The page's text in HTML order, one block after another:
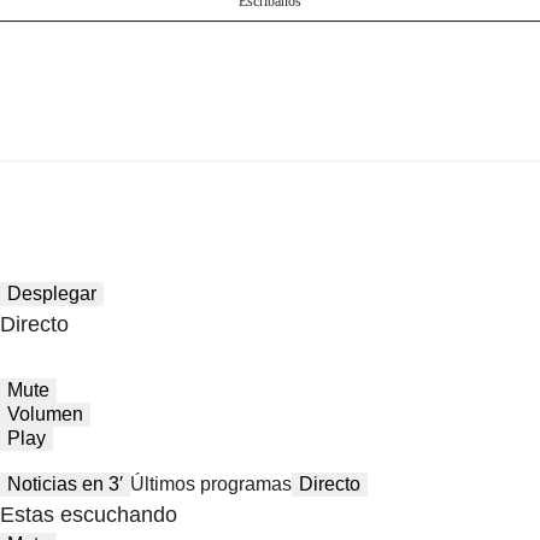
Desplegar
Directo
Mute
Volumen
Play
Noticias en 3′ Últimos programas Directo
Estas escuchando